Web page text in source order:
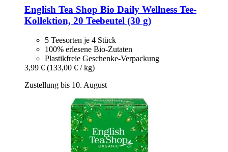
English Tea Shop Bio Daily Wellness Tee-​
Kollektion, 20 Teebeutel (30 g)
5 Teesorten je 4 Stück
100% erlesene Bio-Zutaten
Plastikfreie Geschenke-Verpackung
3,99 € (133,00 € / kg)
Zustellung bis 10. August